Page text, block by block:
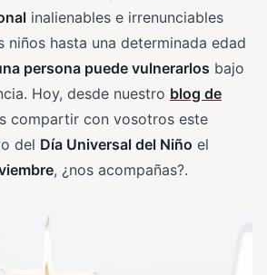
inalienables e irrenunciables
niños hasta una determinada edad
persona puede vulnerarlos bajo
Hoy, desde nuestro blog de
compartir con vosotros este
del Día Universal del Niño el
, ¿nos acompañas?.